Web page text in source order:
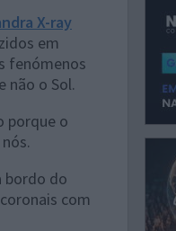
X-ray
em
fenómenos
o Sol.
porque o
bordo do
com